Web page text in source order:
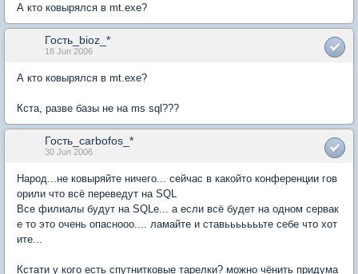
А кто ковырялся в mt.exe?
Гость_bioz_*
18 Jun 2006
А кто ковырялся в mt.exe?
Кста, разве базы не на ms sql???
Гость_carbofos_*
30 Jun 2006
Народ...не ковыряйте ничего... сейчас в какойто конференции гов
орили что всё переведут на SQL
Все филиалы будут на SQLе... а если всё будет на одном сервак
е то это очень опаснооо.... ламайте и ставьььььььте себе что хот
ите...
Кстати у кого есть спутнитковые тарелки? можно чёнить придума